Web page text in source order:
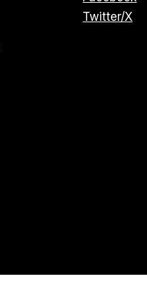
Twitter/X